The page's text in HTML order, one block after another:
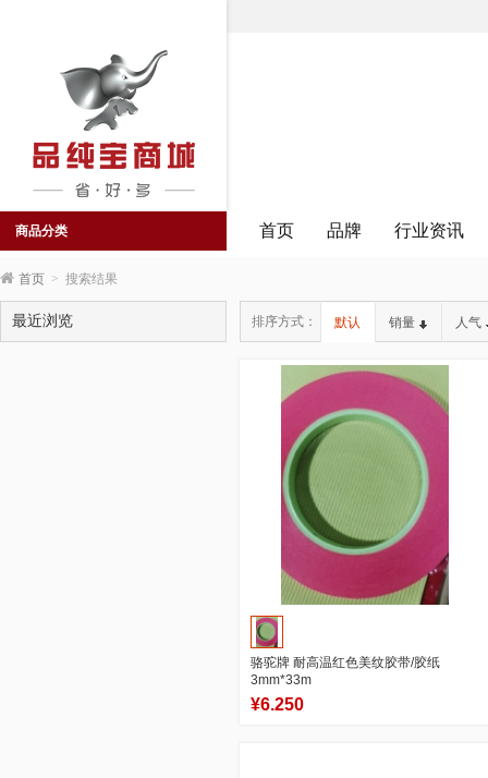
商品分类 首页 品牌 行业资讯
首页 > 搜索结果
最近浏览 排序方式： 默认 销量 人气
骆驼牌 耐高温红色美纹胶带/胶纸
3mm*33m
¥6.250